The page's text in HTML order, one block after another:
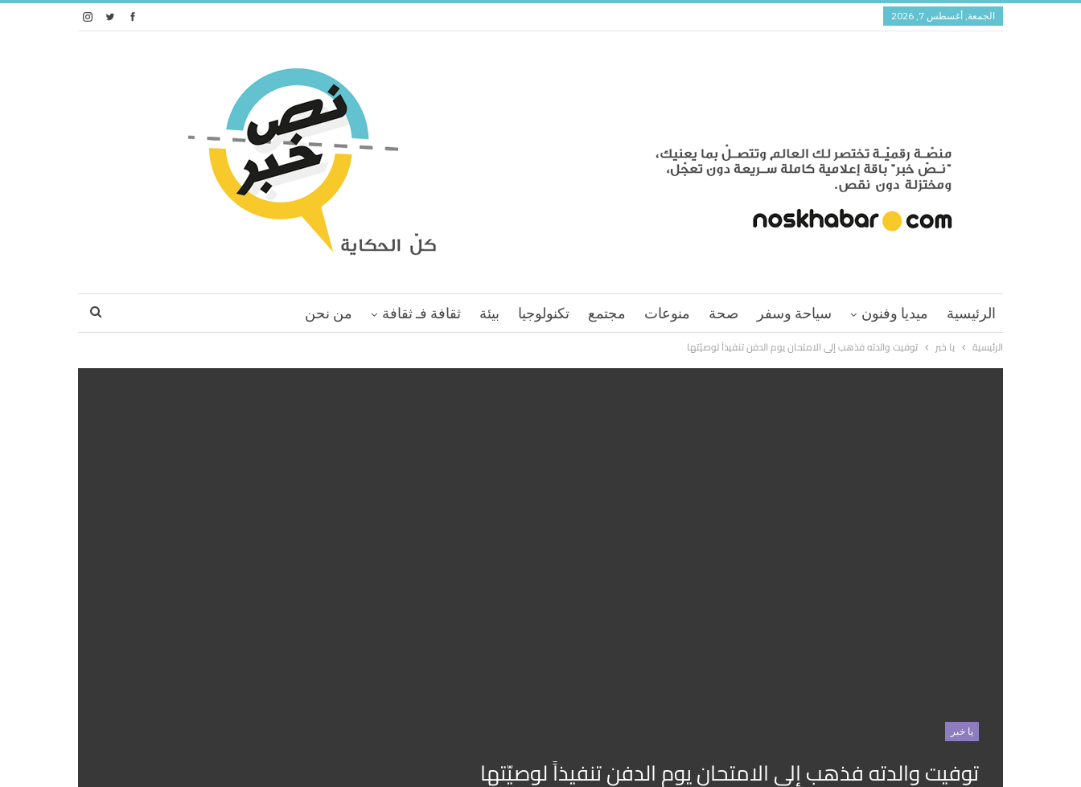
الجمعة, أغسطس 7, 2026
الرئيسية ميديا وفنون سياحة وسفر صحة منوعات مجتمع تكنولوجيا بيئة ثقافة فـ ثقافة
من نحن
الرئيسية
يا خبر توفيت والدته فذهب إلى الامتحان يوم الدفن تنفيذاً لوصيّتها
يا خبر
توفيت والدته فذهب إلى الامتحان يوم الدفن تنفيذاً لوصيّتها